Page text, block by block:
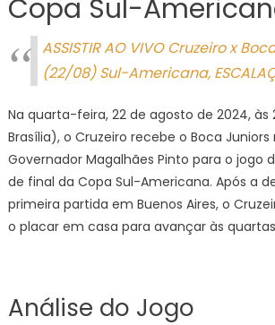
Copa Sul-
ASSISTIR AO VIVO Cruzeiro x
(22/08) Sul-Americana,
Na quarta-feira, 22 de agosto de 2024, às
Brasília), o Cruzeiro recebe o Boca Juniors
Governador Magalhães Pinto para o jogo
de final da Copa Sul-Americana. Após a
primeira partida em Buenos Aires, o
o placar em casa para avançar às
Análise do Jogo